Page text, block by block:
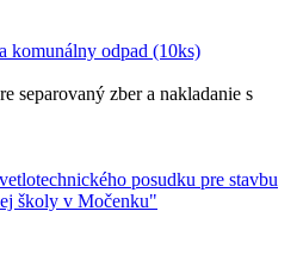
komunálny odpad (10ks)
separovaný zber a nakladanie s
posudku pre stavbu
školy v Močenku"